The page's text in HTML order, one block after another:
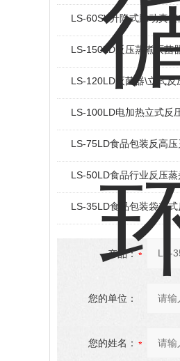
LS-60SV升降式脉动真
LS-150LD反压蒸煮灭菌
LS-120LD灭菌器\立式反
LS-100LD电加热立式反
LS-75LD食品包装反高
LS-50LD食品行业反压
LS-35LD食品包装袋立
产品：
您的单位：
您的姓名：